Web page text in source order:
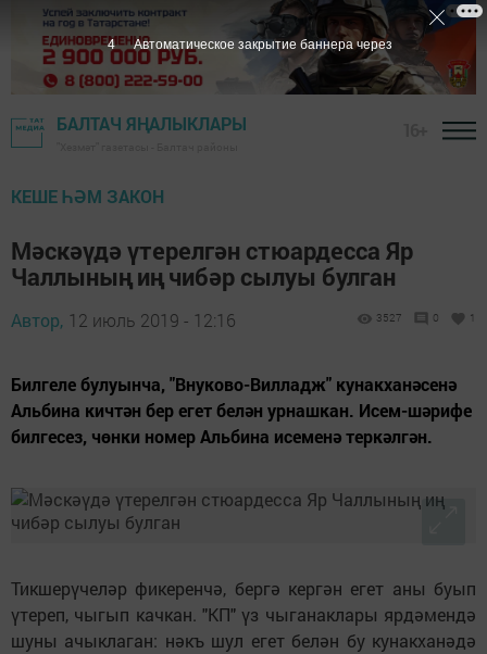
БАЛТАЧ ЯҢАЛЫКЛАРЫ
КЕШЕ ҺӘМ ЗАКОН
Мәскәүдә үтерелгән стюардесса Яр
Чаллының иң чибәр сылуы булган
Автор, 12 июль 2019 - 12:16 3527 0 1
Билгеле булуынча, "Внуково-Вилладж" кунакханәсенә
Альбина кичтән бер егет белән урнашкан. Исем-шәрифе
билгесез, чөнки номер Альбина исеменә теркәлгән.
Тикшерүчеләр фикеренчә, бергә кергән егет аны буып
үтереп, чыгып качкан. "КП" үз чыганаклары ярдәмендә
шуны ачыклаган: нәкъ шул егет белән бу кунакханәдә
3 Автоматическое закрытие баннера через